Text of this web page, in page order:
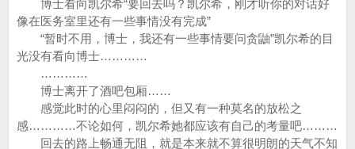
博士看向凯尔希“要回去吗？凯尔希，刚才听你的对话好
像在医务室里还有一些事情没有完成”
“暂时不用，博士，我还有一些事情要问贪鼬”凯尔希的目
光没有看向博士…………
…………
博士离开了酒吧包厢……
感觉此时的心里闷闷的，但又有一种莫名的放松之
感…………不论如何，凯尔希她都应该有自己的考量吧………
回去的路上畅通无阻，就是本来就不算很明朗的天气不知